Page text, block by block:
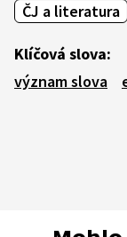
ČJ a literatura
Klíčová slova:
význam slova